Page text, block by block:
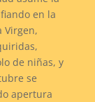
en la
Virgen,
de niñas, y
se
apertura